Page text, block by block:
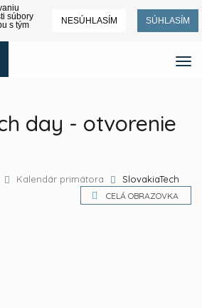
súbory
s tým
NESÚHLASÍM SÚHLASÍM
day - otvorenie
Kalendár primátora
SlovakiaTech
CELÁ OBRAZOVKA